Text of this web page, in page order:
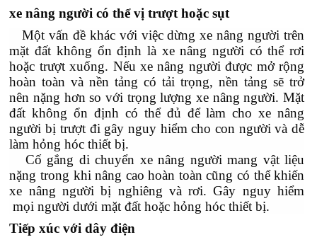
xe nâng người có thể vị trượt hoặc sụt
Một vấn đề khác với việc dừng xe nâng người trên
mặt đất không ổn định là xe nâng người có thể rơi
hoặc trượt xuống. Nếu xe nâng người được mở rộng
hoàn toàn và nền tảng có tải trọng, nền tảng sẽ trở
nên nặng hơn so với trọng lượng xe nâng người. Mặt
đất không ổn định có thể đủ để làm cho xe nâng
người bị trượt đi gây nguy hiểm cho con người và dễ
làm hỏng hóc thiết bị.
Cố gắng di chuyển xe nâng người mang vật liệu
nặng trong khi nâng cao hoàn toàn cũng có thể khiến
xe nâng người bị nghiêng và rơi. Gây nguy hiểm
mọi người dưới mặt đất hoặc hỏng hóc thiết bị.
Tiếp xúc với dây điện